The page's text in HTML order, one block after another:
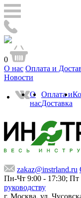
0
О нас Оплата и
Новости
О
нас
Оплата и
Доставка
zakaz@instrland.ru
Пн-Чт 9:00 - 17:30; Пт
руководству
г. Москва, ул.